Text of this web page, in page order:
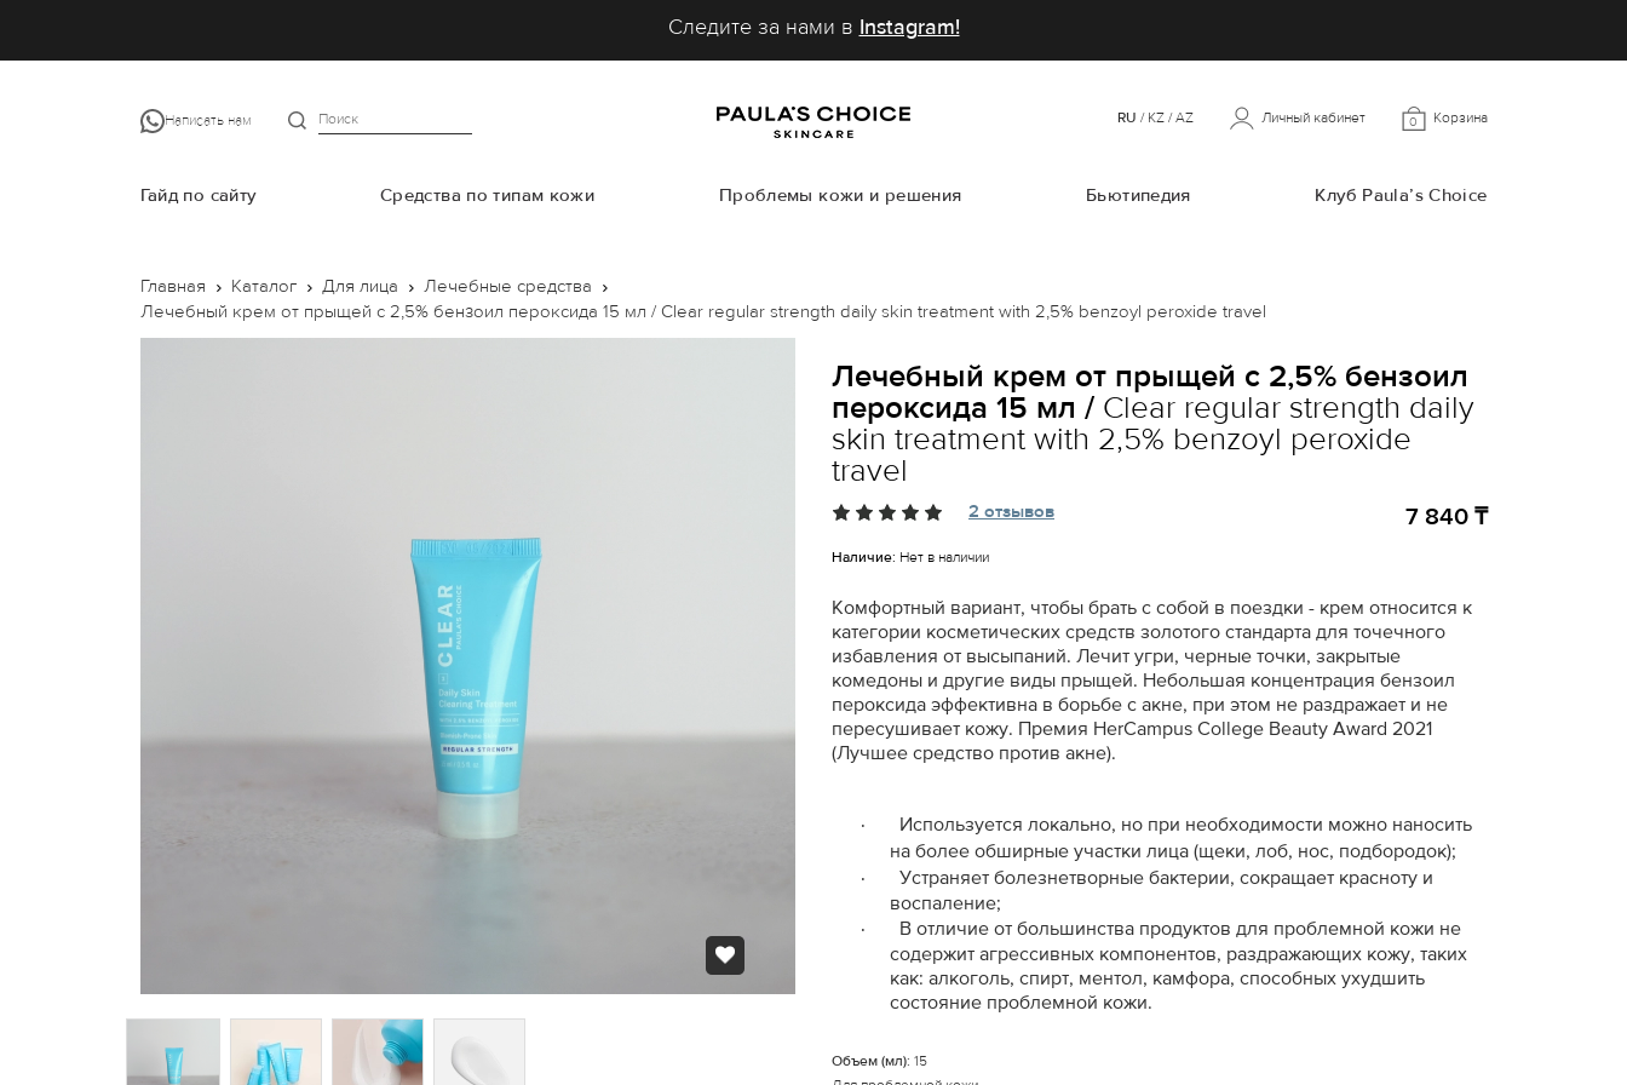
Следите за нами в Instagram!
Написать нам RU / KZ/AZ Личный кабинет 0 Корзина
Гайд по сайту Средства по типам кожи Проблемы кожи и решения Бьютипедия Клуб Paula’s Choice
Главная Каталог Для лица
Лечебные средства
Лечебный крем от прыщей с 2,5% бензоил пероксида 15 мл / Clear regular strength daily skin treatment with 2,5% benzoyl peroxide travel
Лечебный крем от прыщей с 2,5% бензоил
пероксида 15 мл / Clear regular strength daily
skin treatment with 2,5% benzoyl peroxide
travel
2 отзывов 7 840 ₸
Наличие: Нет в наличии
Комфортный вариант, чтобы брать с собой в поездки - крем относится к
категории косметических средств золотого стандарта для точечного
избавления от высыпаний. Лечит угри, черные точки, закрытые
комедоны и другие виды прыщей. Небольшая концентрация бензоил
пероксида эффективна в борьбе с акне, при этом не раздражает и не
пересушивает кожу. Премия HerCampus College Beauty Award 2021
(Лучшее средство против акне).
·
Используется локально, но при необходимости можно наносить
на более обширные участки лица (щеки, лоб, нос, подбородок);
·
Устраняет болезнетворные бактерии, сокращает красноту и
воспаление;
·
В отличие от большинства продуктов для проблемной кожи не
содержит агрессивных компонентов, раздражающих кожу, таких
как: алкоголь, спирт, ментол, камфора, способных ухудшить
состояние проблемной кожи.
Объем (мл): 15